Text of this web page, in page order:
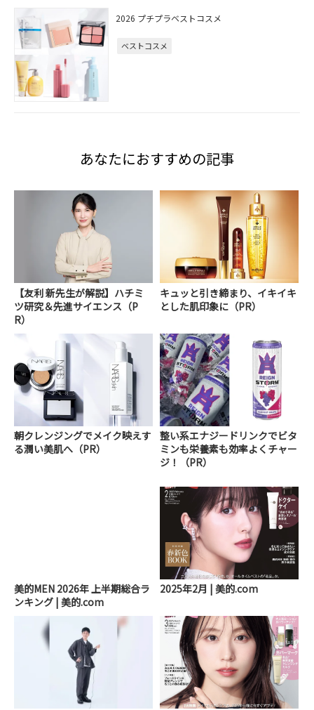
2026 プチプラベストコスメ
ベストコスメ
あなたにおすすめの記事
【友利 新先生が解説】ハチミ
ツ研究＆先進サイエンス（P
R）
キュッと引き締まり、イキイキ
とした肌印象に（PR）
朝クレンジングでメイク映えす
る潤い美肌へ（PR）
整い系エナジードリンクでビタ
ミンも栄養素も効率よくチャー
ジ！（PR）
美的MEN 2026年 上半期総合ラ
ンキング | 美的.com
2025年2月 | 美的.com